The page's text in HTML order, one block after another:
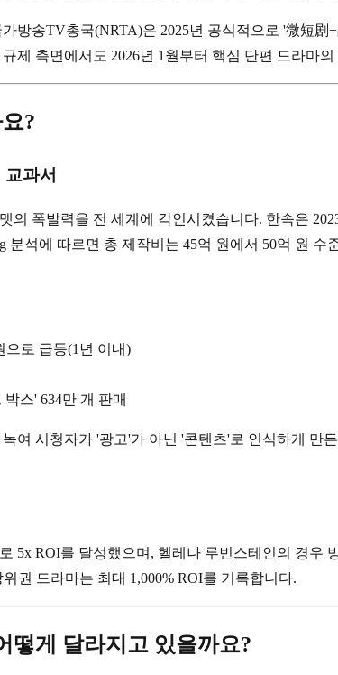
방송TV총국(NRTA)은 2025년 공식적으로 '微短
제 측면에서도 2026년 1월부터 핵심 단편 드라마
?
과서
의 폭발력을 전 세계에 각인시켰습니다. 한속은
분석에 따르면 총 제작비는 45억 원에서 50억 원 수
으로 급등(1년 이내)
스' 634만 개 판매
여 시청자가 '광고'가 아닌 '콘텐츠'로 인식하게 만
5x ROI를 달성했으며, 헬레나 루빈스테인의 경우
권 드라마는 최대 1,000% ROI를 기록합니다.
떻게 달라지고 있을까요?